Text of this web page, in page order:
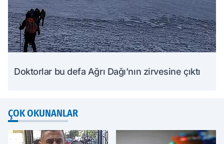
Doktorlar bu defa Ağrı Dağı’nın zirvesine çıktı
ÇOK OKUNANLAR